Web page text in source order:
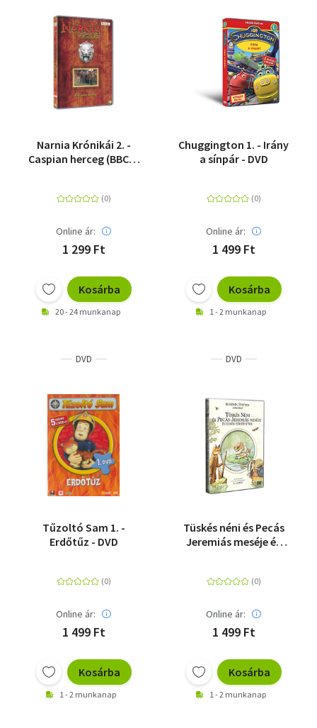
Narnia Krónikái 2. -
Caspian herceg (BBC) -
Online ár:
1 299 Ft
Kosárba
20 - 24 munkanap
Chuggington 1. - Irány
a sínpár - DVD
Online ár:
1 499 Ft
Kosárba
1 - 2 munkanap
DVD
Tűzoltó Sam 1. -
Erdőtűz - DVD
Online ár:
1 499 Ft
Kosárba
1 - 2 munkanap
DVD
Tüskés néni és Pecás
Jeremiás meséje és
Online ár:
1 499 Ft
Kosárba
1 - 2 munkanap